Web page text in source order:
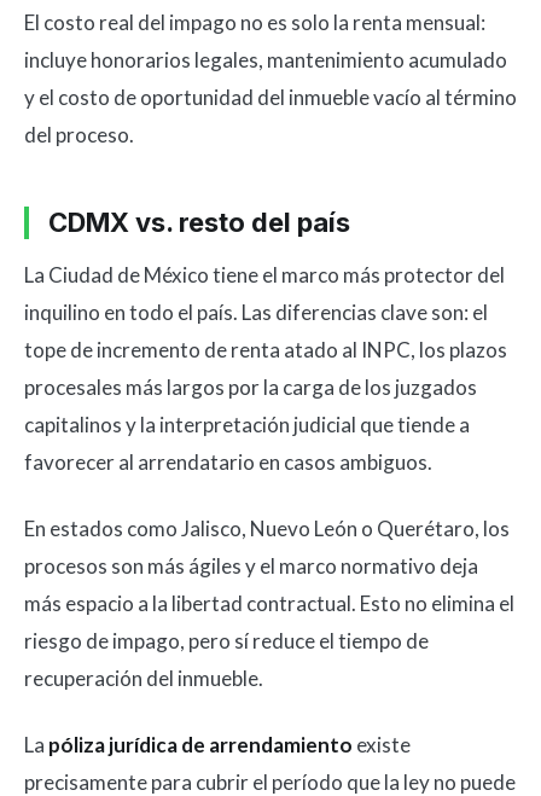
El costo real del impago no es solo la renta mensual:
incluye honorarios legales, mantenimiento acumulado
y el costo de oportunidad del inmueble vacío al término
del proceso.
CDMX vs. resto del país
La Ciudad de México tiene el marco más protector del
inquilino en todo el país. Las diferencias clave son: el
tope de incremento de renta atado al INPC, los plazos
procesales más largos por la carga de los juzgados
capitalinos y la interpretación judicial que tiende a
favorecer al arrendatario en casos ambiguos.
En estados como Jalisco, Nuevo León o Querétaro, los
procesos son más ágiles y el marco normativo deja
más espacio a la libertad contractual. Esto no elimina el
riesgo de impago, pero sí reduce el tiempo de
recuperación del inmueble.
La póliza jurídica de arrendamiento existe
precisamente para cubrir el período que la ley no puede